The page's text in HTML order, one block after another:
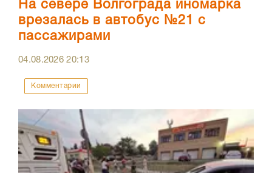
На севере Волгограда иномарка
врезалась в автобус №21 с
пассажирами
04.08.202620:13
Комментарии